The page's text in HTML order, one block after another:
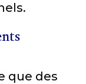
que des